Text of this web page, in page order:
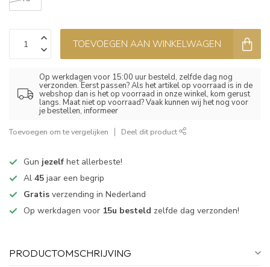
TOEVOEGEN AAN WINKELWAGEN
Op werkdagen voor 15:00 uur besteld, zelfde dag nog
verzonden. Eerst passen? Als het artikel op voorraad is in de
webshop dan is het op voorraad in onze winkel, kom gerust
langs. Maat niet op voorraad? Vaak kunnen wij het nog voor
je bestellen, informeer
Toevoegen om te vergelijken Deel dit product
Gun jezelf het allerbeste!
Al 45 jaar een begrip
Gratis verzending in Nederland
Op werkdagen voor 15u besteld zelfde dag verzonden!
PRODUCTOMSCHRIJVING